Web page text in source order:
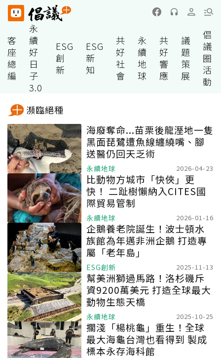
客
座
總
編
永
續
好
日
子
3.0
ESG
創
新
ESG
新
知
共
好
社
會
永
續
地
球
共
好
響
應
議
題
策
展
倡
議
圈
活
動
瀕臨絕種
海廢奪命...苗栗後龍溼地一隻
黑面琵鷺遭魚線纏繞嘴、腳
送醫仍回天乏術
永續地球 2026-04-23
比動物方城市「快俠」更
快！ 二趾樹懶納入CITES國
際貿易管制
永續地球 2026-01-16
企鵝養老院誕生！波士頓水
族館為年邁非洲企鵝 打造專
屬「老年島」
ESG創新 2025-11-13
幫美洲獅過馬路！洛杉磯斥
資9200萬美元 打造全球最大
動物生態天橋
永續地球 2025-10-25
擱淺「楊桃龜」重生！全球
最大海龜台灣也看得到 製成
標本永存海科館